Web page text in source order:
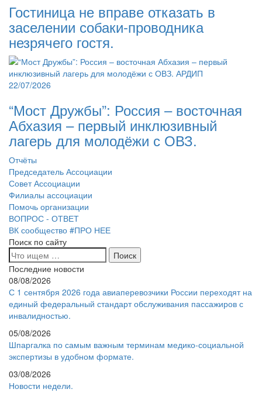
Гостиница не вправе отказать в
заселении собаки-проводника
незрячего гостя.
22/07/2026
“Мост Дружбы”: Россия – восточная
Абхазия – первый инклюзивный
лагерь для молодёжи с ОВЗ.
Отчёты
Председатель Ассоциации
Совет Ассоциации
Филиалы ассоциации
Помочь организации
ВОПРОС - ОТВЕТ
ВК сообщество #ПРО НЕЕ
Поиск по сайту
Последние новости
08/08/2026
С 1 сентября 2026 года авиаперевозчики России переходят на
единый федеральный стандарт обслуживания пассажиров с
инвалидностью.
05/08/2026
Шпаргалка по самым важным терминам медико-социальной
экспертизы в удобном формате.
03/08/2026
Новости недели.